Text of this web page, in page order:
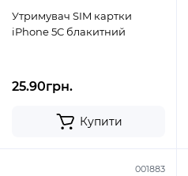
Утримувач SIM картки
iPhone 5C блакитний
25.90грн.
Купити
001883